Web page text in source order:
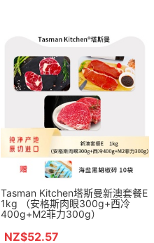
Tasman Kitchen塔斯曼新澳套餐E
1kg （安格斯肉眼300g+西冷
400g+M2菲力300g）
NZ$52.57